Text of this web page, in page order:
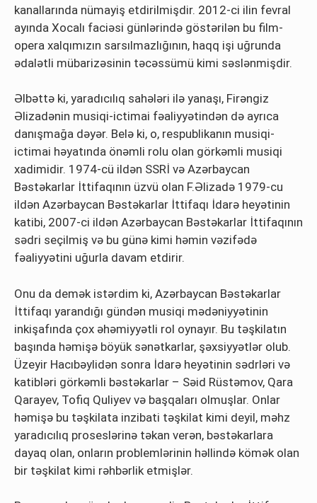
kanallarında nümayiş etdirilmişdir. 2012-ci ilin fevral
ayında Xocalı faciəsi günlərində göstərilən bu film-
opera xalqımızın sarsılmazlığının, haqq işi uğrunda
ədalətli mübarizəsinin təcəssümü kimi səslənmişdir.
Əlbəttə ki, yaradıcılıq sahələri ilə yanaşı, Firəngiz
Əlizadənin musiqi-ictimai fəaliyyətindən də ayrıca
danışmağa dəyər. Belə ki, o, respublikanın musiqi-
ictimai həyatında önəmli rolu olan görkəmli musiqi
xadimidir. 1974-cü ildən SSRİ və Azərbaycan
Bəstəkarlar İttifaqının üzvü olan F.Əlizadə 1979-cu
ildən Azərbaycan Bəstəkarlar İttifaqı İdarə heyətinin
katibi, 2007-ci ildən Azərbaycan Bəstəkarlar İttifaqının
sədri seçilmiş və bu günə kimi həmin vəzifədə
fəaliyyətini uğurla davam etdirir.
Onu da demək istərdim ki, Azərbaycan Bəstəkarlar
İttifaqı yarandığı gündən musiqi mədəniyyətinin
inkişafında çox əhəmiyyətli rol oynayır. Bu təşkilatın
başında həmişə böyük sənətkarlar, şəxsiyyətlər olub.
Üzeyir Hacıbəylidən sonra İdarə heyətinin sədrləri və
katibləri görkəmli bəstəkarlar – Səid Rüstəmov, Qara
Qarayev, Tofiq Quliyev və başqaları olmuşlar. Onlar
həmişə bu təşkilata inzibati təşkilat kimi deyil, məhz
yaradıcılıq proseslərinə təkan verən, bəstəkarlara
dayaq olan, onların problemlərinin həllində kömək olan
bir təşkilat kimi rəhbərlik etmişlər.